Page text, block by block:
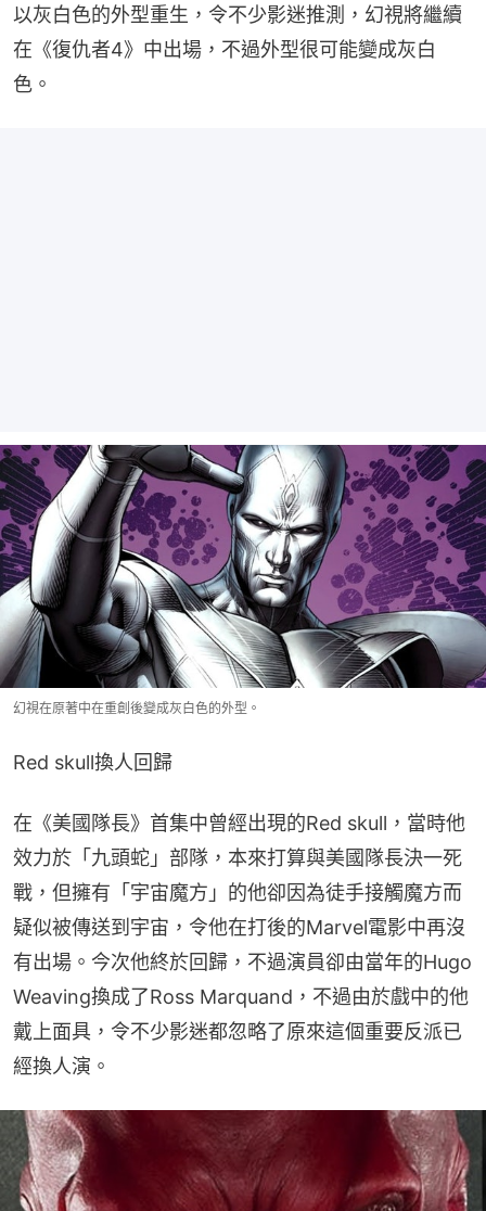
以灰白色的外型重生，令不少影迷推測，幻視將繼續
在《復仇者4》中出場，不過外型很可能變成灰白
色。
幻視在原著中在重創後變成灰白色的外型。
Red skull換人回歸
在《美國隊長》首集中曾經出現的Red skull，當時他
效力於「九頭蛇」部隊，本來打算與美國隊長決一死
戰，但擁有「宇宙魔方」的他卻因為徒手接觸魔方而
疑似被傳送到宇宙，令他在打後的Marvel電影中再沒
有出場。今次他終於回歸，不過演員卻由當年的Hugo
Weaving換成了Ross Marquand，不過由於戲中的他
戴上面具，令不少影迷都忽略了原來這個重要反派已
經換人演。